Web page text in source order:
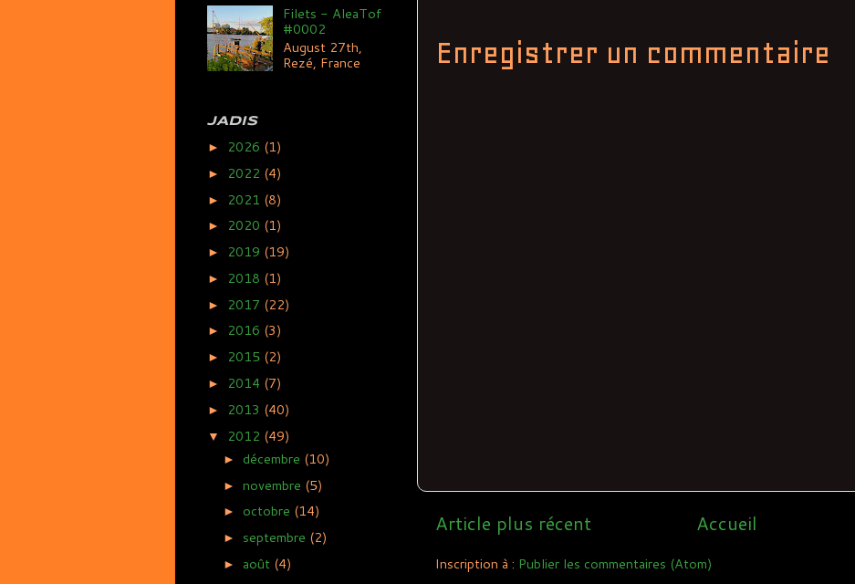
Enregistrer un commentaire
Article plus récent Accueil
Inscription à : Publier les commentaires (Atom)
Filets - AleaTof
#0002
August 27th,
Rezé, France
JADIS
► 2026 (1)
► 2022 (4)
► 2021 (8)
► 2020 (1)
► 2019 (19)
► 2018 (1)
► 2017 (22)
► 2016 (3)
► 2015 (2)
► 2014 (7)
► 2013 (40)
▼ 2012 (49)
► décembre (10)
►novembre (5)
► octobre (14)
► septembre (2)
► août (4)